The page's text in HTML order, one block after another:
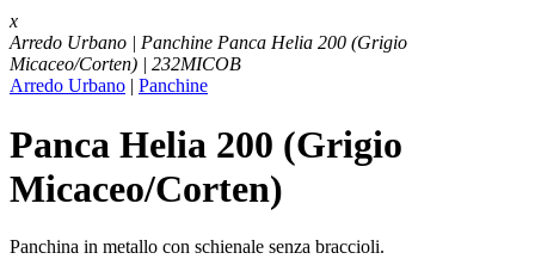
x
Arredo Urbano | Panchine Panca Helia 200 (Grigio
Micaceo/Corten) | 232MICOB
Arredo Urbano | Panchine
Panca Helia 200 (Grigio
Micaceo/Corten)
Panchina in metallo con schienale senza braccioli.